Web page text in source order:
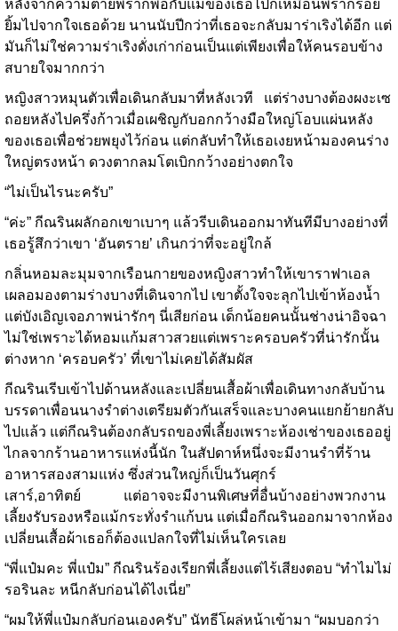
หลังจากความตายพรากพ่อกับแม่ของเธอไปก็เหมือนพรากรอย
ยิ้มไปจากใจเธอด้วย นานนับปีกว่าที่เธอจะกลับมาร่าเริงได้อีก แต่
มันก็ไม่ใช่ความร่าเริงดั่งเก่าก่อนเป็นแต่เพียงเพื่อให้คนรอบข้าง
สบายใจมากกว่า
หญิงสาวหมุนตัวเพื่อเดินกลับมาที่หลังเวที แต่ร่างบางต้องผงะเซ
ถอยหลังไปครึ่งก้าวเมื่อเผชิญกับอกกว้างมือใหญ่โอบแผ่นหลัง
ของเธอเพื่อช่วยพยุงไว้ก่อน แต่กลับทำให้เธอเงยหน้ามองคนร่าง
ใหญ่ตรงหน้า ดวงตากลมโตเบิกกว้างอย่างตกใจ
“ไม่เป็นไรนะครับ”
“ค่ะ” กีณรินผลักอกเขาเบาๆ แล้วรีบเดินออกมาทันทีมีบางอย่างที่
เธอรู้สึกว่าเขา ‘อันตราย’ เกินกว่าที่จะอยู่ใกล้
กลิ่นหอมละมุมจากเรือนกายของหญิงสาวทำให้เขาราฟาเอล
เผลอมองตามร่างบางที่เดินจากไป เขาตั้งใจจะลุกไปเข้าห้องน้ำ
แต่บังเอิญเจอภาพน่ารักๆ นี่เสียก่อน เด็กน้อยคนนั้นช่างน่าอิจฉา
ไม่ใช่เพราะได้หอมแก้มสาวสวยแต่เพราะครอบครัวที่น่ารักนั้น
ต่างหาก ‘ครอบครัว’ ที่เขาไม่เคยได้สัมผัส
กีณรินเรีบเข้าไปด้านหลังและเปลี่ยนเสื้อผ้าเพื่อเดินทางกลับบ้าน
บรรดาเพื่อนนางรำต่างเตรียมตัวกันเสร็จและบางคนแยกย้ายกลับ
ไปแล้ว แต่กีณรินต้องกลับรถของพี่เลี้ยงเพราะห้องเช่าของเธออยู่
ไกลจากร้านอาหารแห่งนี้นัก ในสัปดาห์หนึ่งจะมีงานรำที่ร้าน
อาหารสองสามแห่ง ซึ่งส่วนใหญ่ก็เป็นวันศุกร์
เสาร์,อาทิตย์ แต่อาจจะมีงานพิเศษที่อื่นบ้างอย่างพวกงาน
เลี้ยงรับรองหรือแม้กระทั่งรำแก้บน แต่เมื่อกีณรินออกมาจากห้อง
เปลี่ยนเสื้อผ้าเธอก็ต้องแปลกใจที่ไม่เห็นใครเลย
“พี่แป๋มคะ พี่แป๋ม” กีณรินร้องเรียกพี่เลี้ยงแต่ไร้เสียงตอบ “ทำไมไม่
รอรินละ หนีกลับก่อนได้ไงเนี่ย”
“ผมให้พี่แป๋มกลับก่อนเองครับ” นัทธีโผล่หน้าเข้ามา “ผมบอกว่า